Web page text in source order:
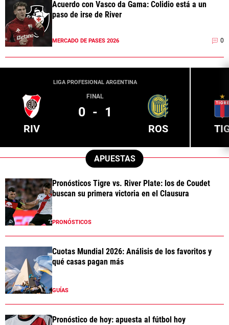
Acuerdo con Vasco da Gama: Colidio está a un
paso de irse de River
MERCADO DE PASES 2026 0
LIGA PROFESIONAL ARGENTINA
RIV
FINAL
0 - 1
ROS
APUESTAS
Pronósticos Tigre vs. River Plate: los de Coudet
buscan su primera victoria en el Clausura
PRONÓSTICOS
Cuotas Mundial 2026: Análisis de los favoritos y
qué casas pagan más
GUÍAS
Pronóstico de hoy: apuesta al fútbol hoy